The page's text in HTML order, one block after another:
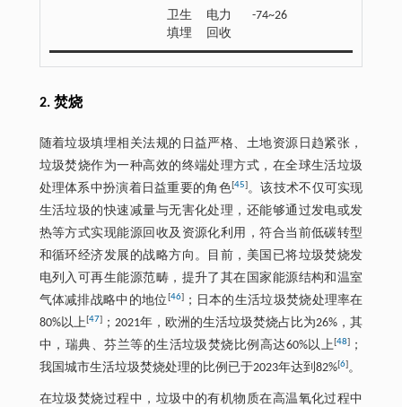
卫生
填埋
电力
回收
-74~26
2. 焚烧
随着垃圾填埋相关法规的日益严格、土地资源日趋紧张，
垃圾焚烧作为一种高效的终端处理方式，在全球生活垃圾
处理体系中扮演着日益重要的角色[45]。该技术不仅可实现
生活垃圾的快速减量与无害化处理，还能够通过发电或发
热等方式实现能源回收及资源化利用，符合当前低碳转型
和循环经济发展的战略方向。目前，美国已将垃圾焚烧发
电列入可再生能源范畴，提升了其在国家能源结构和温室
气体减排战略中的地位 [46]；日本的生活垃圾焚烧处理率在
80%以上[47]；2021年，欧洲的生活垃圾焚烧占比为26%，其
中，瑞典、芬兰等的生活垃圾焚烧比例高达60%以上[48]
；
我国城市生活垃圾焚烧处理的比例已于2023年达到82%[6]。
在垃圾焚烧过程中，垃圾中的有机物质在高温氧化过程中